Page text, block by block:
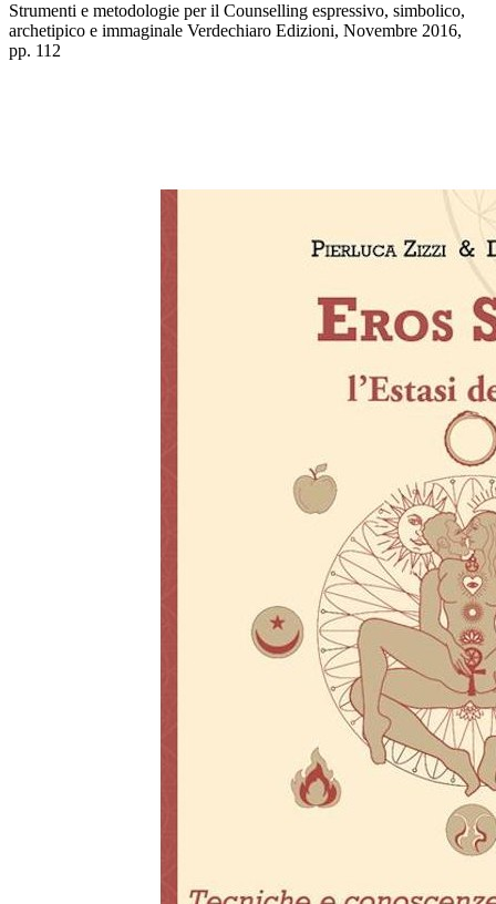
Strumenti e metodologie per il Counselling espressivo, simbolico,
archetipico e immaginale Verdechiaro Edizioni, Novembre 2016,
pp. 112